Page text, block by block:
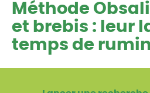
Méthode
et brebis : leur
temps de